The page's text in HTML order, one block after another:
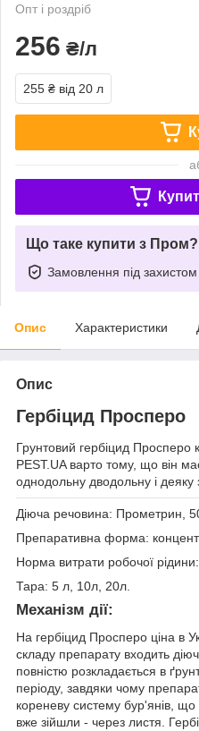
Опт і роздріб
256 ₴/л
255 ₴ від 20 л
Що таке купити з Пром?
Замовлення під захистом
Опис Характеристики
Опис
Гербіцид Просперо
Грунтовий гербіцид Просперо
PEST.UA варто тому, що він
однодольну дводольну і деяку
Діюча речовина: Прометрин,
Препаративна форма:
Норма витрати робочої
Тара: 5 л, 10л, 20л.
Механізм дії:
На гербіцид Просперо ціна в
складу препарату входить
повністю розкладається в
періоду, завдяки чому
кореневу систему бур'янів,
вже зійшли - через листя.